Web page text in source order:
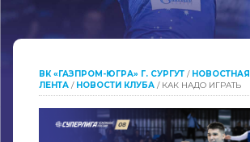
ВК «ГАЗПРОМ-ЮГРА» Г. СУРГУТ / НОВОСТНАЯ
ЛЕНТА / НОВОСТИ КЛУБА / КАК НАДО ИГРАТЬ